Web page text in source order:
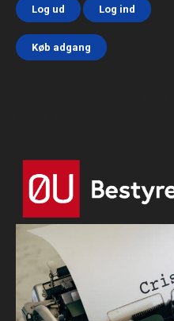
Log ud Log ind
Køb adgang